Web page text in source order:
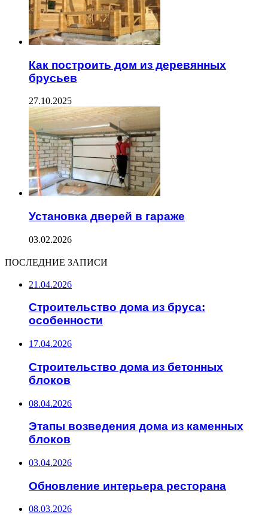
Как построить дом из деревянных
брусьев
27.10.2025
Установка дверей в гараже
03.02.2026
ПОСЛЕДНИЕ ЗАПИСИ
21.04.2026
Строительство дома из бруса:
особенности
17.04.2026
Строительство дома из бетонных
блоков
08.04.2026
Этапы возведения дома из каменных
блоков
03.04.2026
Обновление интерьера ресторана
08.03.2026